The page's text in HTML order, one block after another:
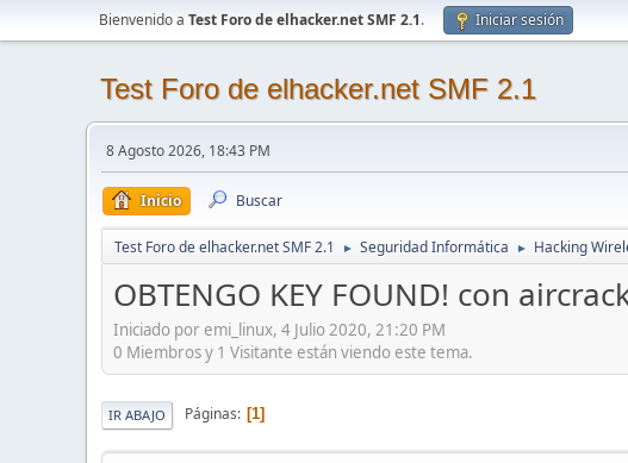
Bienvenido a Test Foro de elhacker.net SMF 2.1. Iniciar sesión
Test Foro de elhacker.net SMF 2.1
8 Agosto 2026, 18:43 PM
Inicio Buscar
Test Foro de elhacker.net SMF 2.1 ► Seguridad Informática ► Hacking
OBTENGO KEY FOUND! con
Iniciado por emi_linux, 4 Julio 2020, 21:20 PM
0 Miembros y 1 Visitante están viendo este tema.
IR ABAJO Páginas 1